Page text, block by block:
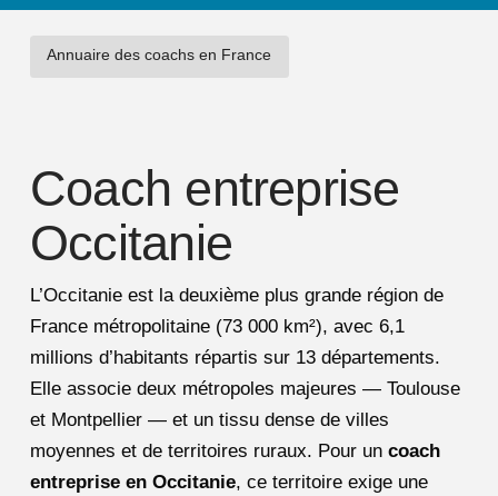
Annuaire des coachs en France
Coach entreprise
Occitanie
L’Occitanie est la deuxième plus grande région de
France métropolitaine (73 000 km²), avec 6,1
millions d’habitants répartis sur 13 départements.
Elle associe deux métropoles majeures — Toulouse
et Montpellier — et un tissu dense de villes
moyennes et de territoires ruraux. Pour un coach
entreprise en Occitanie, ce territoire exige une